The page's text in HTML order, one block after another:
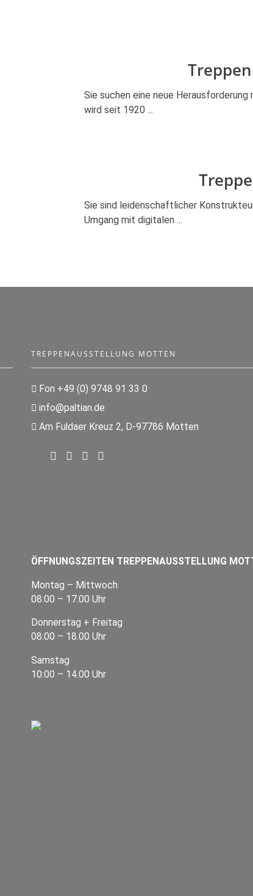
Sie suchen eine neue
wird seit 1920 ...
Sie sind leidenschaftlicher
Umgang mit digitalen ...
TREPPENAUSSTELLUNG MOTTEN
Fon +49 (0) 9748 91 33 0
info@paltian.de
Am Fuldaer Kreuz 2, D-97786 Motten
ÖFFNUNGSZEITEN TREPPENAUSSTELLUNG
Montag – Mittwoch
08:00 – 17.00 Uhr
Donnerstag + Freitag
08:00 – 18.00 Uhr
Samstag
10:00 – 14.00 Uhr